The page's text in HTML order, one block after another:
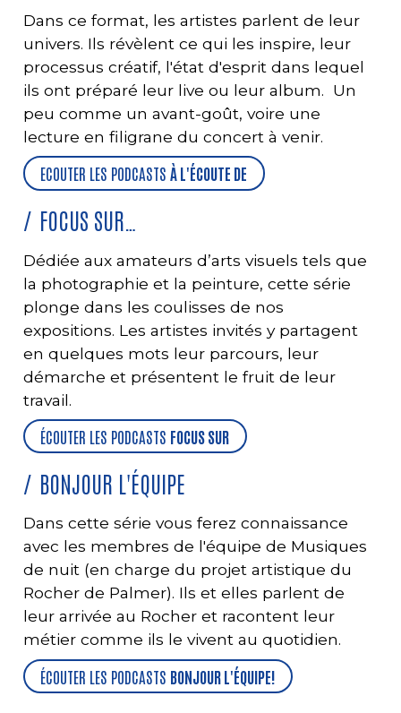
Dans ce format, les artistes parlent de leur
univers. Ils révèlent ce qui les inspire, leur
processus créatif, l'état d'esprit dans lequel
ils ont préparé leur live ou leur album. Un
peu comme un avant-goût, voire une
lecture en filigrane du concert à venir.
ECOUTER LES PODCASTSÀ L'ÉCOUTE DE
FOCUS SUR…
Dédiée aux amateurs d’arts visuels tels que
la photographie et la peinture, cette série
plonge dans les coulisses de nos
expositions. Les artistes invités y partagent
en quelques mots leur parcours, leur
démarche et présentent le fruit de leur
travail.
ÉCOUTER LES PODCASTS FOCUS SUR
BONJOUR L'ÉQUIPE
Dans cette série vous ferez connaissance
avec les membres de l'équipe de Musiques
de nuit (en charge du projet artistique du
Rocher de Palmer). Ils et elles parlent de
leur arrivée au Rocher et racontent leur
métier comme ils le vivent au quotidien.
ÉCOUTER LES PODCASTS BONJOUR L'ÉQUIPE!